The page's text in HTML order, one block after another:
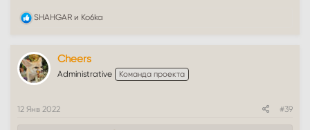
Р
ц
и
и
SHAHGAR и Ko6ka
Cheers
Administrative Команда проекта
12 Янв 2022 #39